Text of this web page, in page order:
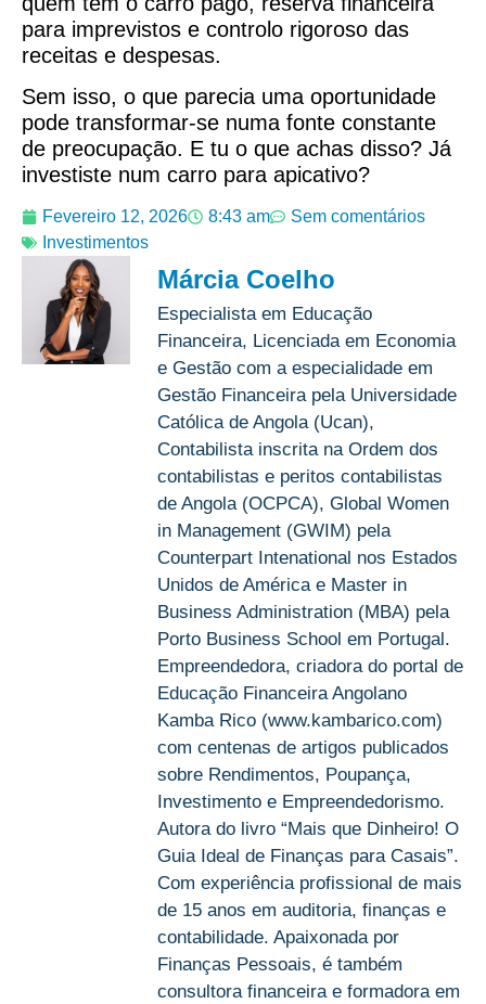
para imprevistos e controlo rigoroso das
receitas e despesas.
Sem isso, o que parecia uma oportunidade
pode transformar-se numa fonte constante
de preocupação. E tu o que achas disso? Já
investiste num carro para apicativo?
Fevereiro 12, 2026 8:43 am
Sem comentários
Investimentos
Márcia Coelho
Especialista em Educação
Financeira, Licenciada em Economia
e Gestão com a especialidade em
Gestão Financeira pela Universidade
Católica de Angola (Ucan),
Contabilista inscrita na Ordem dos
contabilistas e peritos contabilistas
de Angola (OCPCA), Global Women
in Management (GWIM) pela
Counterpart Intenational nos Estados
Unidos de América e Master in
Business Administration (MBA) pela
Porto Business School em Portugal.
Empreendedora, criadora do portal de
Educação Financeira Angolano
Kamba Rico (www.kambarico.com)
com centenas de artigos publicados
sobre Rendimentos, Poupança,
Investimento e Empreendedorismo.
Autora do livro “Mais que Dinheiro! O
Guia Ideal de Finanças para Casais”.
Com experiência profissional de mais
de 15 anos em auditoria, finanças e
contabilidade. Apaixonada por
Finanças Pessoais, é também
consultora financeira e formadora em